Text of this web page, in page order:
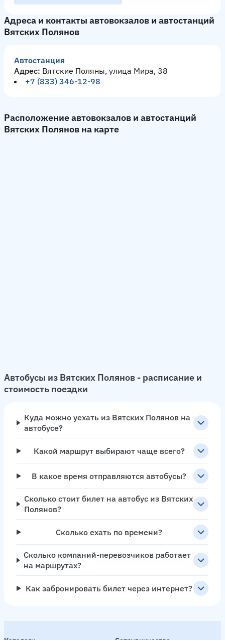
Адреса и контакты автовокзалов и автостанций
Вятских Полянов
Автостанция
Адрес: Вятские Поляны, улица Мира, 38
+7 (833) 346-12-98
Расположение автовокзалов и автостанций
Вятских Полянов на карте
Автобусы из Вятских Полянов - расписание и
стоимость поездки
Куда можно уехать из Вятских Полянов на
автобусе?
Какой маршрут выбирают чаще всего?
В какое время отправляются автобусы?
Сколько стоит билет на автобус из Вятских
Полянов?
Сколько ехать по времени?
Сколько компаний-перевозчиков работает
на маршрутах?
Как забронировать билет через интернет?